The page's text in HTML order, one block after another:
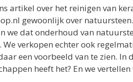
artikel over het reinigen van
gewoonlijk over
we dat onderhoud van
We verkopen echter ook
een voorbeeld van te zien.
heeft het? En we